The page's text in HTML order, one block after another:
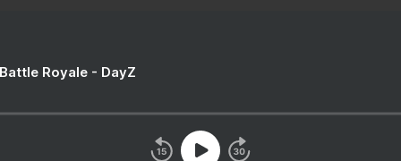
Royale - DayZ